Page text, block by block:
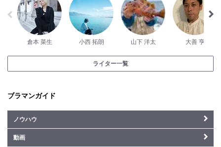
倉本 菜生 小西 拓朗 山下 洋太 大善 亨
ライター一覧
ブラマンガイド
ノウハウ
動画